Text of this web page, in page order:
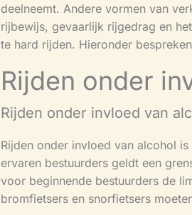
deelneemt. Andere vormen van
rijbewijs, gevaarlijk rijgedrag en
te hard rijden. Hieronder
Rijden onder
Rijden onder invloed van
Rijden onder invloed van alcohol
ervaren bestuurders geldt een
voor beginnende bestuurders de
bromfietsers en snorfietsers